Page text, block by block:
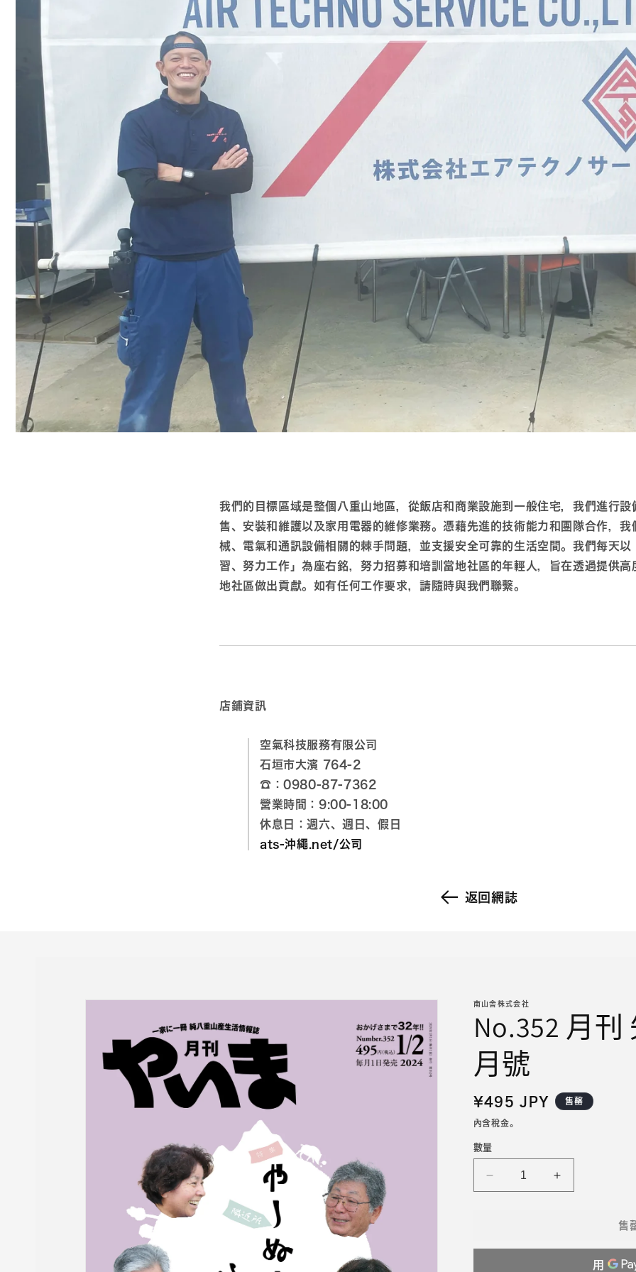
我們的目標區域是整個八重山地區，從飯店和商業設施到一般住宅，我們進行設
售、安裝和維護以及家用電器的維修業務。憑藉先進的技術能力和團隊合作，我
械、電氣和通訊設備相關的棘手問題，並支援安全可靠的生活空間。我們每天以
習、努力工作」為座右銘，努力招募和培訓當地社區的年輕人，旨在透過提供高
地社區做出貢獻。如有任何工作要求，請隨時與我們聯繫。
店鋪資訊
空氣科技服務有限公司
石垣市大濱 764-2
☎：0980-87-7362
營業時間：9:00-18:00
休息日：週六、週日、假日
ats-沖繩.net/公司
返回網誌
南山舎株式会社
No.352 月
月號
定
價
¥495 JPY 售罄
內含稅金。
數量
No.352
No.352
售